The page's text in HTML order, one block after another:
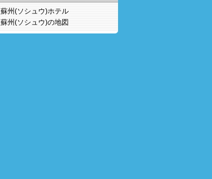
蘇州(ソシュウ)ホテル
蘇州(ソシュウ)の地図